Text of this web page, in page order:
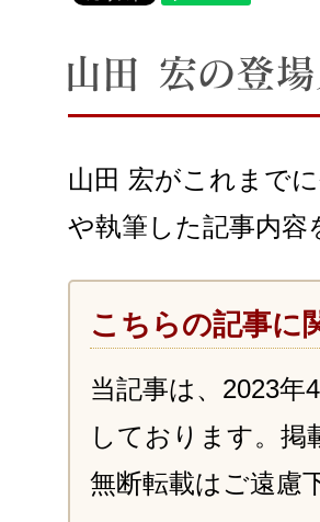
山田 宏がこれまで
や執筆した記事内容
こちらの記事に
当記事は、2023年
しております。
無断転載はご遠慮